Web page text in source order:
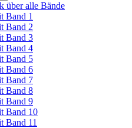
über alle Bände
Band 1
Band 2
Band 3
Band 4
Band 5
Band 6
Band 7
Band 8
Band 9
Band 10
Band 11